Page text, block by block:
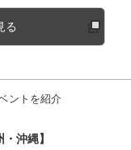
る
ントを紹介
沖縄】